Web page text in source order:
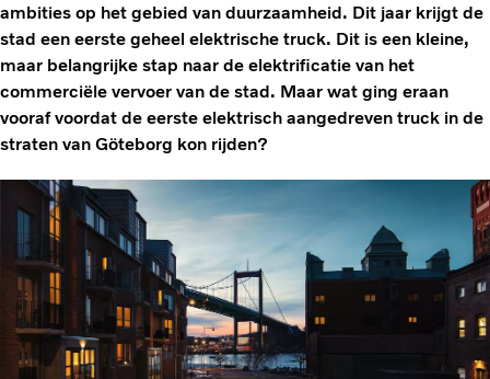
ambities op het gebied van duurzaamheid. Dit jaar krijgt de
stad een eerste geheel elektrische truck. Dit is een kleine,
maar belangrijke stap naar de elektrificatie van het
commerciële vervoer van de stad. Maar wat ging eraan
vooraf voordat de eerste elektrisch aangedreven truck in de
straten van Göteborg kon rijden?